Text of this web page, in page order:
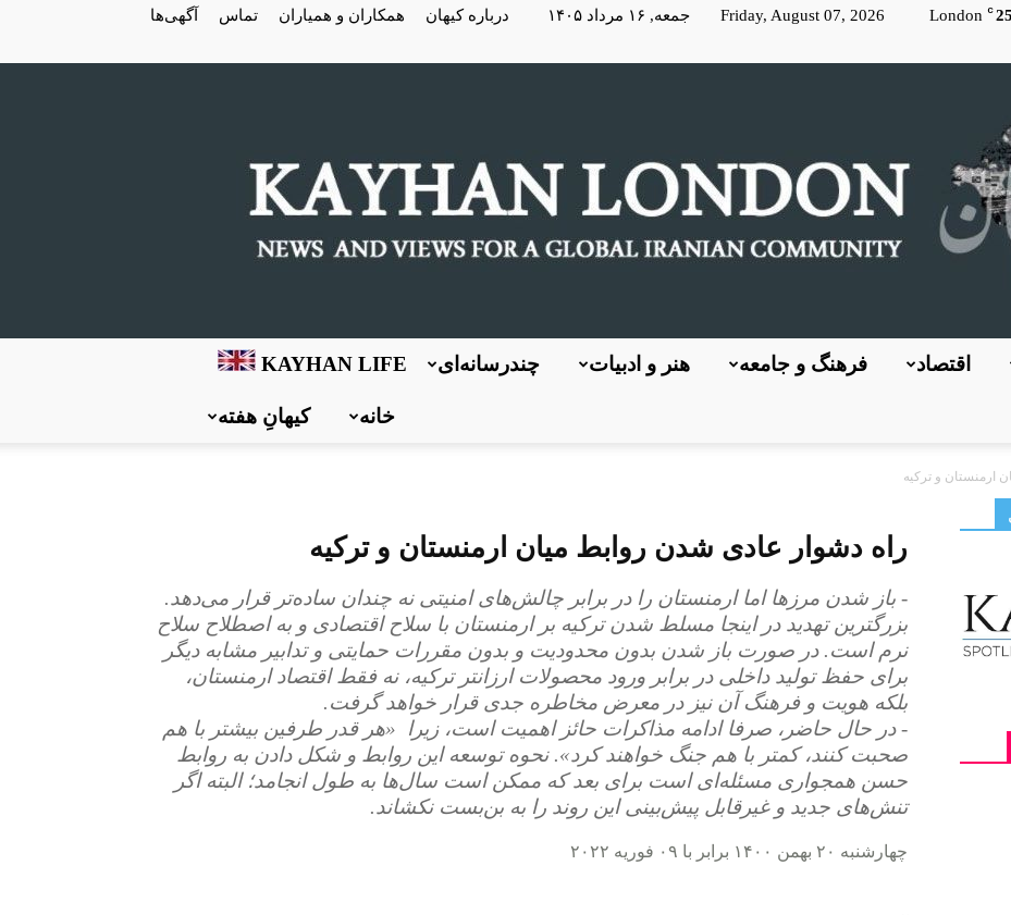
C
London Friday, August 07, 2026 جمعه, ۱۶ مرداد ۱۴۰۵ درباره کیهان همکاران و همیاران تماس آگهی‌ها
کیهان
لندن
KAYHAN LIFE چندرسانه‌ای هنر و ادبیات فرهنگ و جامعه اقتصاد
کیهانِ هفته خانه
ارمنستان و ترکیه
راه دشوار عادی شدن روابط میان ارمنستان و ترکیه
- باز شدن مرزها اما ارمنستان را در برابر چالش‌های امنیتی نه چندان ساده‌تر قرار می‌دهد.
بزرگترین تهدید در اینجا مسلط شدن ترکیه بر ارمنستان با سلاح اقتصادی و به اصطلاح سلاح
نرم است. در صورت باز شدن بدون محدودیت و بدون مقررات حمایتی و تدابیر مشابه دیگر
برای حفظ تولید داخلی در برابر ورود محصولات ارزانتر ترکیه، نه فقط اقتصاد ارمنستان،
بلکه هویت و فرهنگ آن نیز در معرض مخاطره جدی قرار خواهد گرفت.
- در حال حاضر، صرفا ادامه مذاکرات حائز اهمیت است، زیرا «هر قدر طرفین بیشتر با هم
صحبت کنند، کمتر با هم جنگ خواهند کرد». نحوه توسعه این روابط و شکل دادن به روابط
حسن همجواری مسئله‌ای است برای بعد که ممکن است سال‌ها به طول انجامد؛ البته اگر
تنش‌های جدید و غیرقابل پیش‌بینی این روند را به بن‌بست نکشاند.
چهارشنبه ۲۰ بهمن ۱۴۰۰ برابر با ۰۹ فوریه ۲۰۲۲